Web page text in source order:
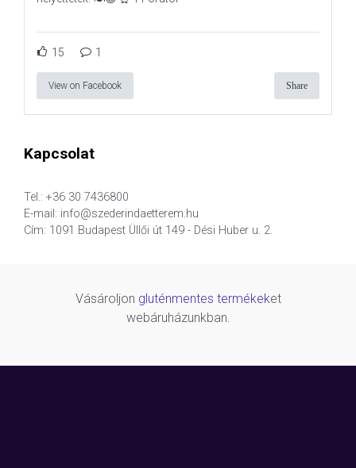
15 1
View on Facebook Share
Kapcsolat
Tel.: +36 30 7436800
E-mail: info@szederindaetterem.hu
Cím: 1091 Budapest Üllői út 149 - Dési Huber u. 2.
Vásároljon gluténmentes termékeket
webáruházunkban.